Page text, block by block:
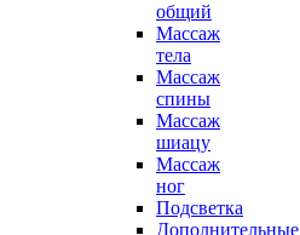
общий
Массаж
тела
Массаж
спины
Массаж
шиацу
Массаж
ног
Подсветка
Дополнительные